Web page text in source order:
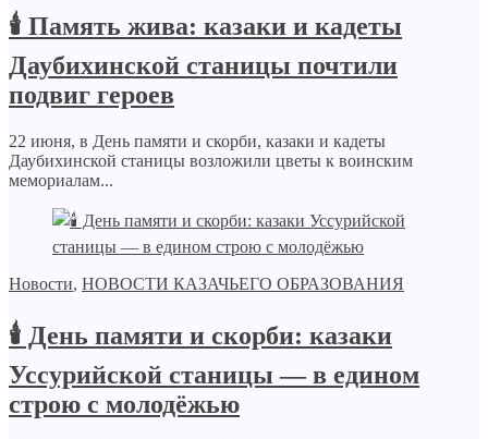
🕯️ Память жива: казаки и кадеты
Даубихинской станицы почтили
подвиг героев
22 июня, в День памяти и скорби, казаки и кадеты
Даубихинской станицы возложили цветы к воинским
мемориалам...
Новости, НОВОСТИ КАЗАЧЬЕГО ОБРАЗОВАНИЯ
🕯️ День памяти и скорби: казаки
Уссурийской станицы — в едином
строю с молодёжью